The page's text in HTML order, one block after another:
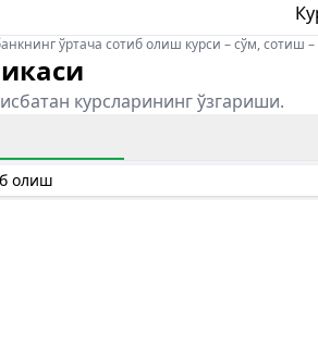
ўртача сотиб олиш курси – сўм,
курсларининг ўзгариши.
олиш